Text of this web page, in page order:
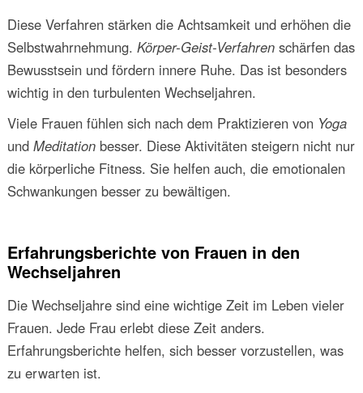
Diese Verfahren stärken die Achtsamkeit und erhöhen die
Selbstwahrnehmung. Körper-Geist-Verfahrenschärfen das
Bewusstsein und fördern innere Ruhe. Das ist besonders
wichtig in den turbulenten Wechseljahren.
Viele Frauen fühlen sich nach dem Praktizieren von Yoga
und Meditationbesser. Diese Aktivitäten steigern nicht nur
die körperliche Fitness. Sie helfen auch, die emotionalen
Schwankungen besser zu bewältigen.
Erfahrungsberichte von Frauen in den
Wechseljahren
Die Wechseljahre sind eine wichtige Zeit im Leben vieler
Frauen. Jede Frau erlebt diese Zeit anders.
Erfahrungsberichte helfen, sich besser vorzustellen, was
zu erwarten ist.